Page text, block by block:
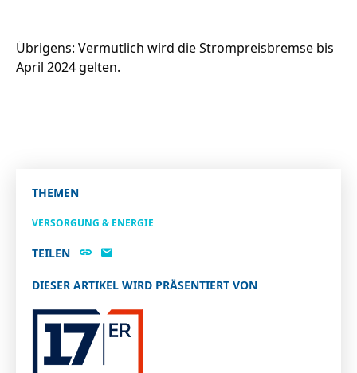
Übrigens: Vermutlich wird die Strompreisbremse bis
April 2024 gelten.
THEMEN
VERSORGUNG & ENERGIE
TEILEN
DIESER ARTIKEL WIRD PRÄSENTIERT VON